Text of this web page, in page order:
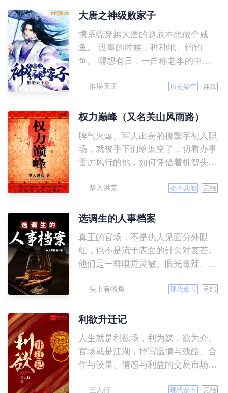
大唐之神级败家子
携系统穿越大唐的赵辰本想做个咸
鱼。 没事的时候，种种地、钓钓
鱼。 哪想有日，一自称老李的中年
太子。 赵辰：“当太子什么的没意
打打铁！” 老李头大手一挥：“打铁好
辰：“不如咱挖运河，造福百姓。” 老
李头：“好，给钱。” 赵辰“不如咱铺
路……” 老李头：“给钱。” 赵辰：“不
了？” 看到自己省吃俭用，积攒了十
只，老李头气的大骂赵辰败家。 却
不想第二天，老李头便见万国来朝，
说要朝见太子殿下……
推塔天王 历史架空 连载
权力巅峰（又名关山风雨路）
脾气火爆、军人出身的柳擎宇初入职
场，就被手下们给架空了，切看办事
雷厉风行的他，如何凭借着机智头脑
阴谋，历经数千场激烈的明争暗斗争
梦入洪荒 都市其他 完结
选调生的人事档案
真正的官场，不是仇人见面分外眼
红，也不是流于表面的针尖对麦芒。
他们是一群嗅觉灵敏、眼光毒辣、聪
们是一群只要出手，就绝不会让你翻
人。 他们是一个特殊的群体，
没了的摄像机。一团和气下面，藏着
多少永不见天日的秘密。行政夹克里
面，又包裹着多少颗激流暗涌的心。
头上有犄角 现代都市 完结
利欲升迁记
人生就是利欲场，利为媒，欲为介。
官场就是江湖，抒写温情与残酷、合
作与较量、情感与利益的交易市场。
三人行 现代都市 完结